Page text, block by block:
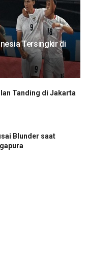
Tersingkir di
Tanding di Jakarta
Blunder saat